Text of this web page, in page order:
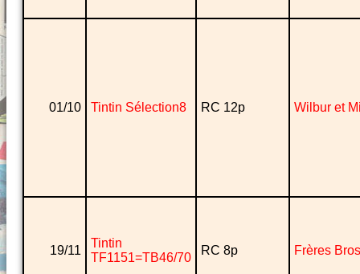
01/10 Tintin Sélection8 RC 12p Wilbur et
19/11
Tintin
TF1151=TB46/70
RC 8p Frères